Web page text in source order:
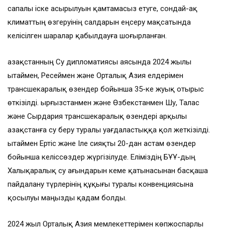
сапалы іске асырылуын қамтамасыз етуге, сондай-ақ
климаттың өзгеруінің салдарын еңсеру мақсатында
келісілген шаралар қабылдауға шоғырланған.
Қазақстанның Су дипломатиясы аясында 2024 жылы
Қытаймен, Ресеймен және Орталық Азия елдерімен
трансшекаралық өзендер бойынша 35-ке жуық отырыс
өткізілді. Қырғызстанмен және Өзбекстанмен Шу, Талас
және Сырдария трансшекаралық өзендері арқылы
Қазақстанға су беру туралы уағдаластыққа қол жеткізілді.
Қытаймен Ертіс және Іле сияқты 20-дан астам өзендер
бойынша келіссөздер жүргізілуде. Еліміздің БҰҰ-дың
Халықаралық су ағындарын кеме қатынасынан басқаша
пайдалану түрлерінің құқығы туралы конвенциясына
қосылуы маңызды қадам болды.
2024 жыл Орталық Азия мемлекеттерімен көпжоспарлы